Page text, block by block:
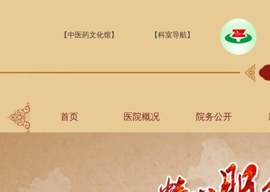
【中医药文化馆】 【科室导航】
首页 医院概况 院务公开